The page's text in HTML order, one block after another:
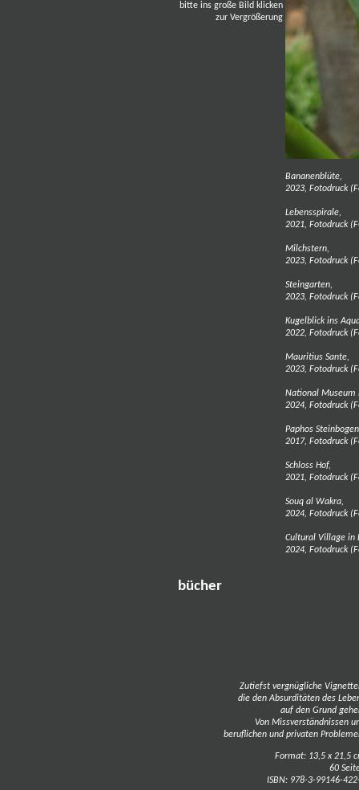
bitte ins große Bild klicken
zur Vergrößerung
Bananenblüte,
2023, Fotodruck
Lebensspirale,
2021, Fotodruck
Milchstern,
2023, Fotodruck
Steingarten,
2023, Fotodruck
Kugelblick ins
2022, Fotodruck
Mauritius Sante,
2023, Fotodruck
National Museum
2024, Fotodruck
Paphos
2017, Fotodruck
Schloss Hof,
2021, Fotodruck
Souq al Wakra,
2024, Fotodruck
Cultural Village in
2024, Fotodruck
bücher
Zutiefst vergnügliche
die den Absurditäten des
auf den Grund
Von Missverständnissen
beruflichen und privaten
Format: 13,5 x 21,5
60
ISBN: 978-3-99146-